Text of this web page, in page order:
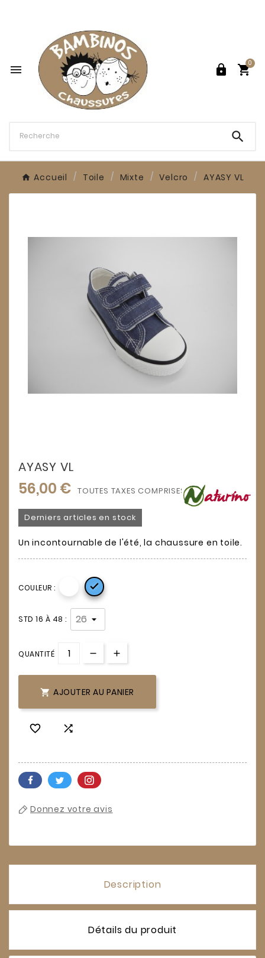
  
0

Accueil Toile Mixte Velcro AYASY VL
AYASY VL
56,00 € TOUTES TAXES COMPRISES
Derniers articles en stock
Un incontournable de l'été, la chaussure en toile.
COULEUR : 
STD 16 À 48 :
QUANTITÉ
 AJOUTER AU PANIER
 
Donnez votre avis
Description
Détails du produit